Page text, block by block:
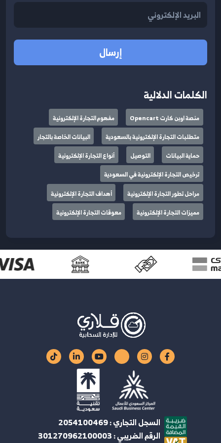
إرسال
الكلمات الدلالية
منصة اوبن كارت Opencart
مفهوم التجارة الإلكترونية
متطلبات التجارة الإلكترونية بالسعودية
البيانات الخاصة بالتجار
حماية البيانات
التوصيل
أنواع التجارة الإلكترونية
ترخيص التجارة الإلكترونية في السعودية
مراحل تطور التجارة الإلكترونية
أهداف التجارة الإلكترونية
مميزات التجارة الإلكترونية
معوقات التجارة الإلكترونية
السجل التجاري : 2054100469
الرقم الضريبي : 301270962100003